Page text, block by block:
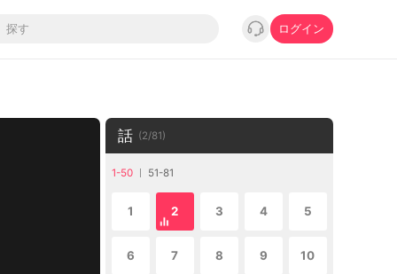
ログイン
話 (2/81)
1-50 51-81
1 2 3 4 5
6 7 8 9 10